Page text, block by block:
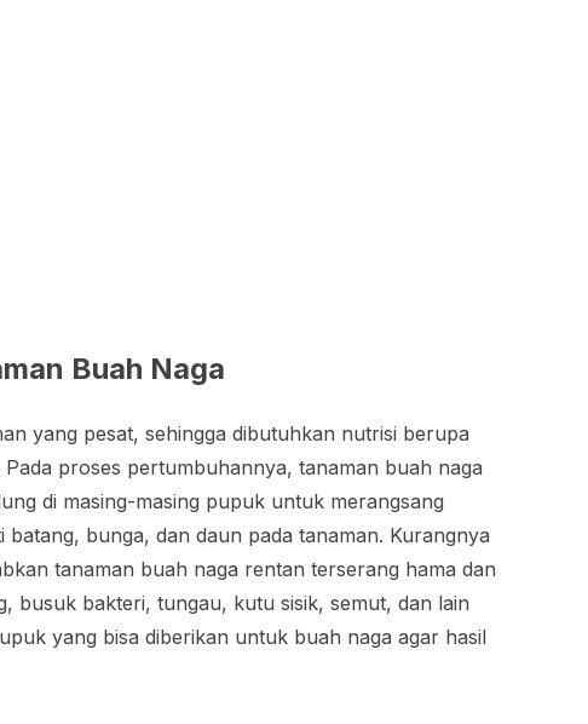
Buah Naga
yang pesat, sehingga dibutuhkan nutrisi berupa
proses pertumbuhannya, tanaman buah naga
di masing-masing pupuk untuk merangsang
bunga, dan daun pada tanaman. Kurangnya
tanaman buah naga rentan terserang hama dan
busuk bakteri, tungau, kutu sisik, semut, dan lain
yang bisa diberikan untuk buah naga agar hasil